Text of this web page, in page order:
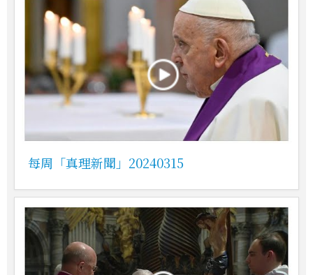
每周「真理新聞」20240315